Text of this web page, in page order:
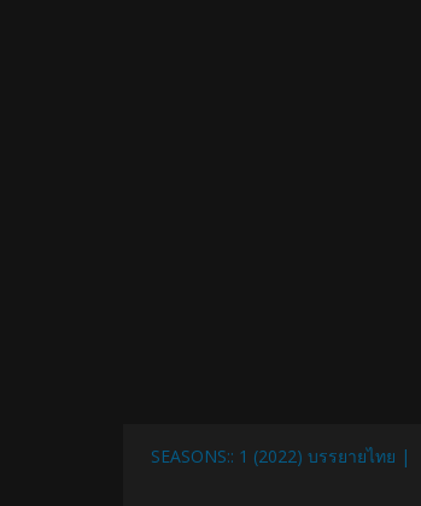
SEASONS:: 1 (2022) บรรยายไทย |